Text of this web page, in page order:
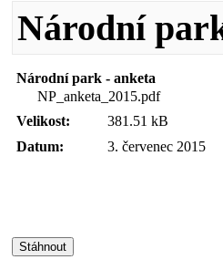
Národní
Národní park - anketa
NP_anketa_2015.pdf
Velikost:
381.51 kB
Datum:
3. červenec 2015